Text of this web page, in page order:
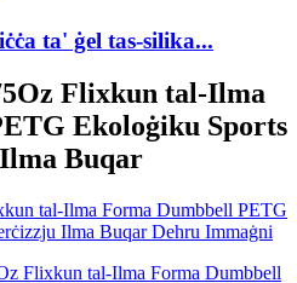
ta' ġel tas-silika...
Flixkun tal-Ilma
Ekoloġiku Sports
Buqar